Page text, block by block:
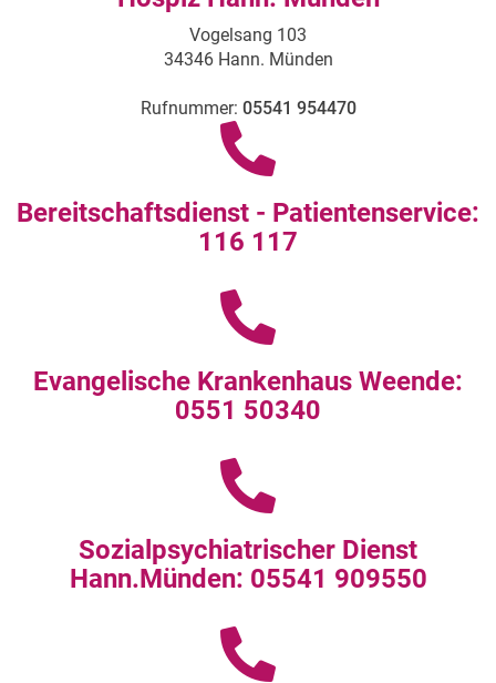
Vogelsang 103
34346 Hann. Münden
Rufnummer: 05541 954470
Bereitschaftsdienst - Patientenservice:
116 117
Evangelische Krankenhaus Weende:
0551 50340
Sozialpsychiatrischer Dienst
Hann.Münden: 05541 909550